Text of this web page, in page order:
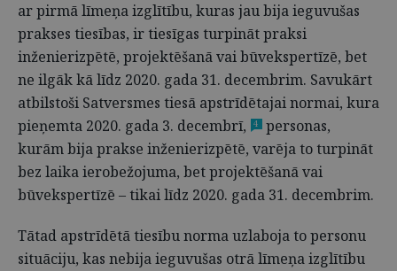
ar pirmā līmeņa izglītību, kuras jau bija ieguvušas
prakses tiesības, ir tiesīgas turpināt praksi
inženierizpētē, projektēšanā vai būvekspertīzē, bet
ne ilgāk kā līdz 2020. gada 31. decembrim. Savukārt
atbilstoši Satversmes tiesā apstrīdētajai normai, kura
pieņemta 2020. gada 3. decembrī,
4
personas,
kurām bija prakse inženierizpētē, varēja to turpināt
bez laika ierobežojuma, bet projektēšanā vai
būvekspertīzē – tikai līdz 2020. gada 31. decembrim.
Tātad apstrīdētā tiesību norma uzlaboja to personu
situāciju, kas nebija ieguvušas otrā līmeņa izglītību